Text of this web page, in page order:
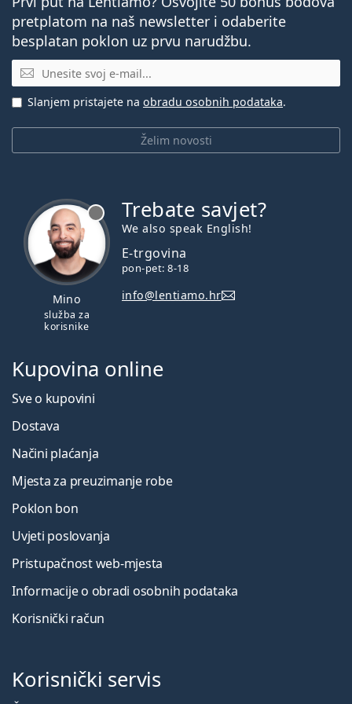
pretplatom na naš newsletter i odaberite
besplatan poklon uz prvu narudžbu.
E-mail
Želim novosti
Slanjem pristajete na obradu osobnih podataka.
Mino
služba za
korisnike
Trebate savjet?
We also speak English!
E-trgovina
pon-pet: 8-18
info@lentiamo.hr
Kupovina online
Sve o kupovini
Dostava
Načini plaćanja
Mjesta za preuzimanje robe
Poklon bon
Uvjeti poslovanja
Pristupačnost web-mjesta
Informacije o obradi osobnih podataka
Korisnički račun
Korisnički servis